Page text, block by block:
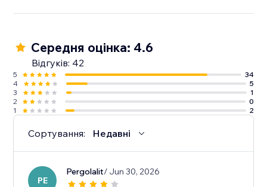
Середня оцінка: 4.6
Відгуків: 42
5
34
4
5
3
1
2
0
1
2
Сортування: Недавні
PE
Pergolalit/ Jun 30, 2026